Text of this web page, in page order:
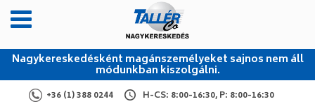
Nagykereskedésként magánszemélyeket sajnos nem áll
módunkban kiszolgálni.
+36 (1) 388 0244 H-CS: 8:00-16:30, P: 8:00-16:30